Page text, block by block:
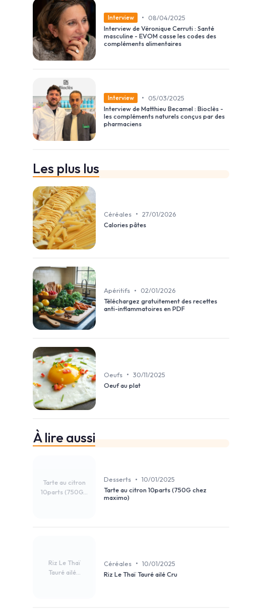
Interview •
08/04/2025
Interview de Véronique Cerruti : Santé
masculine - EVOM casse les codes des
compléments alimentaires
Interview •
05/03/2025
Interview de Matthieu Becamel : Bioclès -
les compléments naturels conçus par des
pharmaciens
Les plus lus
Céréales • 27/01/2026
Calories pâtes
Apéritifs •
02/01/2026
Téléchargez gratuitement des recettes
anti-inflammatoires en PDF
Oeufs • 30/11/2025
Oeuf au plat
À lire aussi
Tarte au citron
10parts (750G...
Desserts • 10/01/2025
Tarte au citron 10parts (750G chez
maximo)
Riz Le Thaï
Tauré ailé...
Céréales • 10/01/2025
Riz Le Thaï Tauré ailé Cru